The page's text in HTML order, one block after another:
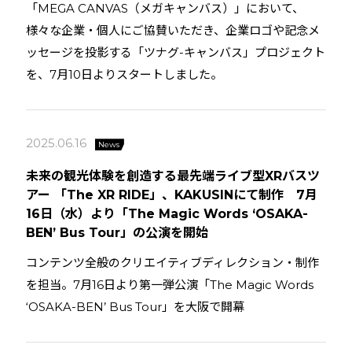
「MEGA CANVAS（メガキャンバス）」において、
様々な企業・個人にご協賛いただき、企業ロゴや記念メ
ッセージを投影する「ツナグ-キャンバス」プロジェクト
を、7月10日よりスタートしました。
2025.06.16 News
未来の観光体験を創造する最先端ライブ型XRバスツ
アー 「The XR RIDE」、KAKUSINにて制作 7月
16日（水）より「The Magic Words ‘OSAKA-
BEN’ Bus Tour」の公演を開始
コンテンツ全般のクリエイティブディレクション・制作
を担当。7月16日より第一弾公演「The Magic Words
‘OSAKA-BEN’ Bus Tour」を大阪で開幕